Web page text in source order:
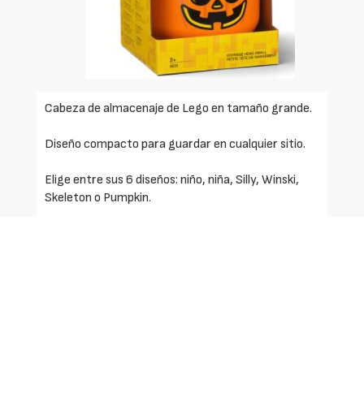
Cabeza de almacenaje de Lego en tamaño grande.
Diseño compacto para guardar en cualquier sitio.
Elige entre sus 6 diseños: niño, niña, Silly, Winski,
Skeleton o Pumpkin.